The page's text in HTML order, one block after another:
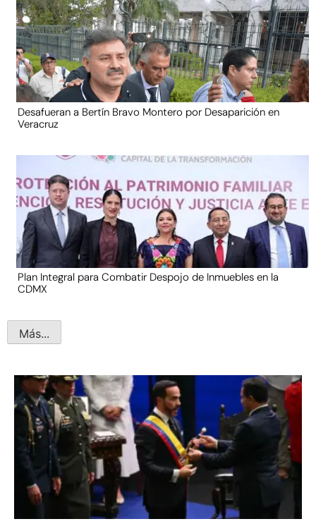
Desafueran a Bertín Bravo Montero por Desaparición en
Veracruz
Plan Integral para Combatir Despojo de Inmuebles en la
CDMX
Más...